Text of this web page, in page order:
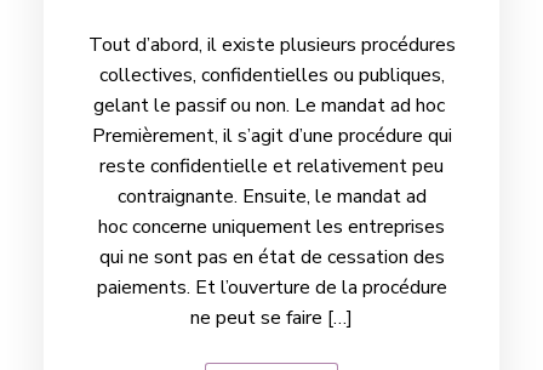
​Tout d’abord, il existe plusieurs procédures
collectives, confidentielles ou publiques,
gelant le passif ou non. ​L​e mandat ad hoc ​
Premièrement, il s’agit d’une procédure qui
reste confidentielle et relativement peu
contraignante. Ensuite, le mandat ad
hoc concerne uniquement les entreprises
qui ne sont pas en état de cessation des
paiements. Et l’ouverture de la procédure
ne peut se faire […]